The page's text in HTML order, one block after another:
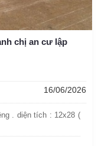
chị an cư lập
16/06/2026
. diện tích : 12x28 (